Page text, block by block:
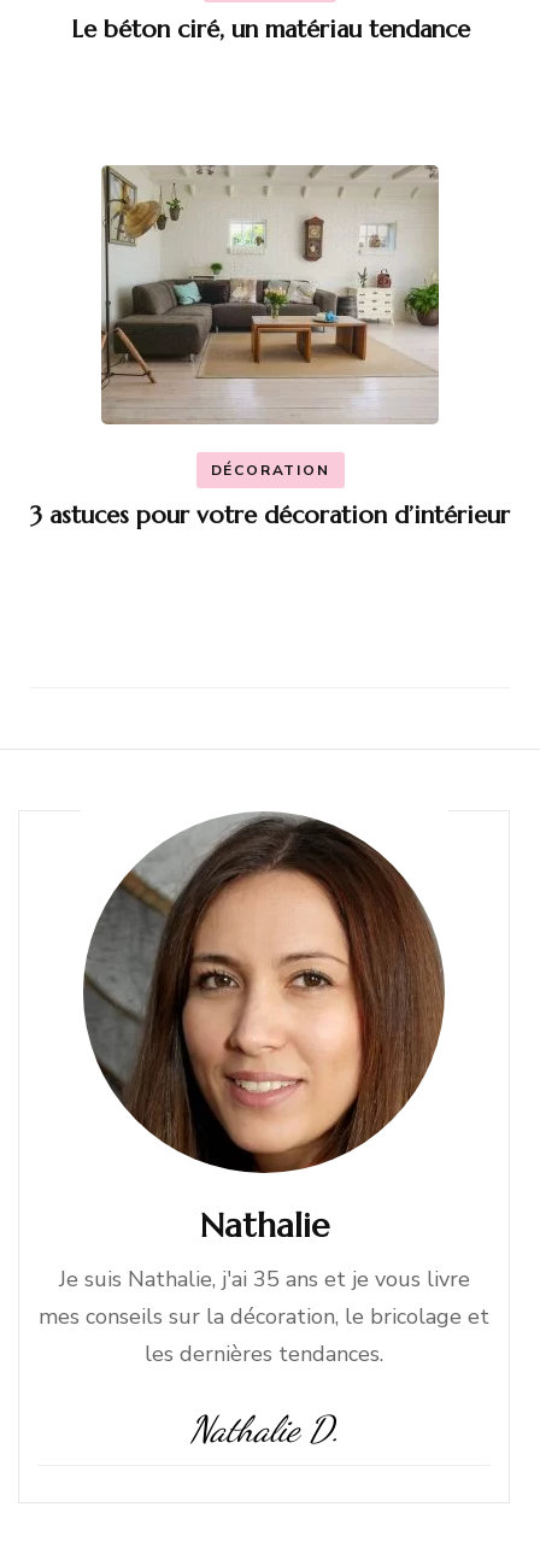
Le béton ciré, un matériau tendance
DÉCORATION
3 astuces pour votre décoration d’intérieur
Nathalie
Je suis Nathalie, j'ai 35 ans et je vous livre
mes conseils sur la décoration, le bricolage et
les dernières tendances.
Nathalie D.